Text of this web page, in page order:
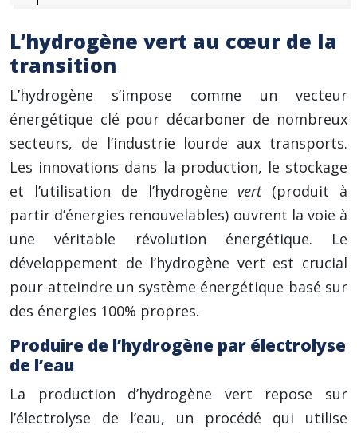
L’hydrogène vert au cœur de la
transition
L’hydrogène s’impose comme un vecteur
énergétique clé pour décarboner de nombreux
secteurs, de l’industrie lourde aux transports.
Les innovations dans la production, le stockage
et l’utilisation de l’hydrogène vert(produit à
partir d’énergies renouvelables) ouvrent la voie à
une véritable révolution énergétique. Le
développement de l’hydrogène vert est crucial
pour atteindre un système énergétique basé sur
des énergies 100% propres.
Produire de l’hydrogène par électrolyse
de l’eau
La production d’hydrogène vert repose sur
l’électrolyse de l’eau, un procédé qui utilise